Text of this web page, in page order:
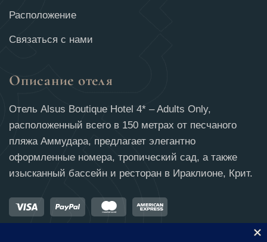
Расположение
Связаться с нами
Описание отеля
Отель Alsus Boutique Hotel 4* – Adults Only,
расположенный всего в 150 метрах от песчаного
пляжа Аммудара, предлагает элегантно
оформленные номера, тропический сад, а также
изысканный бассейн и ресторан в Ираклионе, Крит.